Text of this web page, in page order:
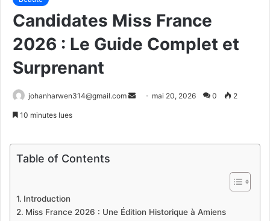
Candidates Miss France
2026 : Le Guide Complet et
Surprenant
johanharwen314@gmail.com
Envoyermai 20, 2026 0 2
10 minutes lues
Table of Contents
Introduction
Miss France 2026 : Une Édition Historique à Amiens